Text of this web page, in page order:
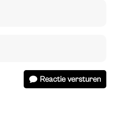
Reactie versturen